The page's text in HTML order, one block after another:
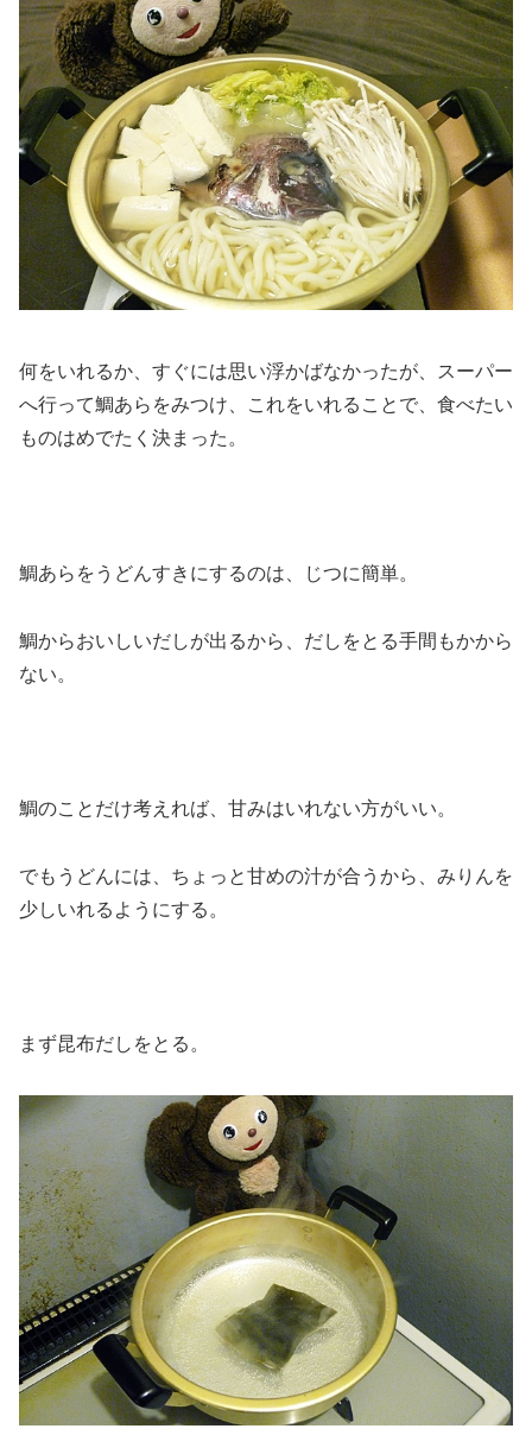
何をいれるか、すぐには思い浮かばなかったが、スーパー
へ行って鯛あらをみつけ、これをいれることで、食べたい
ものはめでたく決まった。
鯛あらをうどんすきにするのは、じつに簡単。
鯛からおいしいだしが出るから、だしをとる手間もかから
ない。
鯛のことだけ考えれば、甘みはいれない方がいい。
でもうどんには、ちょっと甘めの汁が合うから、みりんを
少しいれるようにする。
まず昆布だしをとる。